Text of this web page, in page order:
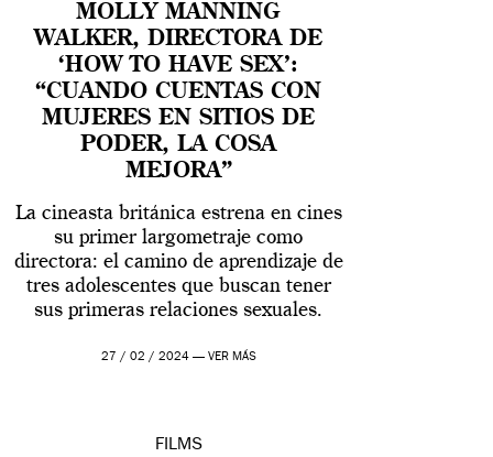
MOLLY MANNING
WALKER, DIRECTORA DE
‘HOW TO HAVE SEX’:
“CUANDO CUENTAS CON
MUJERES EN SITIOS DE
PODER, LA COSA
MEJORA”
La cineasta británica estrena en cines
su primer largometraje como
directora: el camino de aprendizaje de
tres adolescentes que buscan tener
sus primeras relaciones sexuales.
27 / 02 / 2024 — VER MÁS
FILMS